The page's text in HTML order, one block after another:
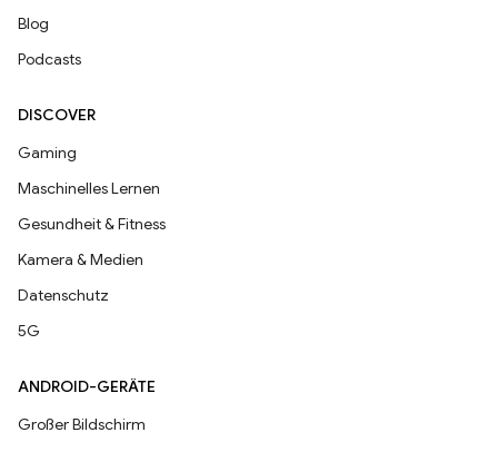
Blog
Podcasts
DISCOVER
Gaming
Maschinelles Lernen
Gesundheit & Fitness
Kamera & Medien
Datenschutz
5G
ANDROID-GERÄTE
Großer Bildschirm